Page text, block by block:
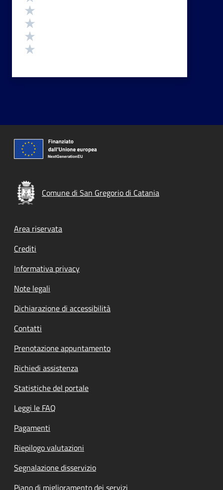
Comune di San Gregorio di Catania
Footer menu
Area riservata
Crediti
Informativa privacy
Note legali
Dichiarazione di accessibilità
Contatti
Prenotazione appuntamento
Richiedi assistenza
Statistiche del portale
Leggi le FAQ
Pagamenti
Riepilogo valutazioni
Segnalazione disservizio
Piano di miglioramento dei servizi